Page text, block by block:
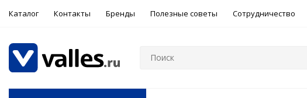
Каталог Контакты Бренды Полезные советы Сотрудничество